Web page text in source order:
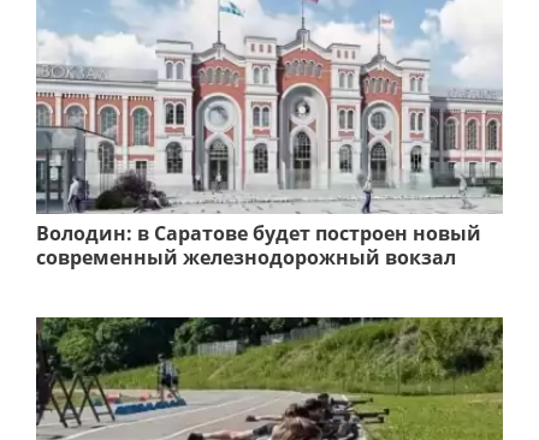
Володин: в Саратове будет построен новый
современный железнодорожный вокзал